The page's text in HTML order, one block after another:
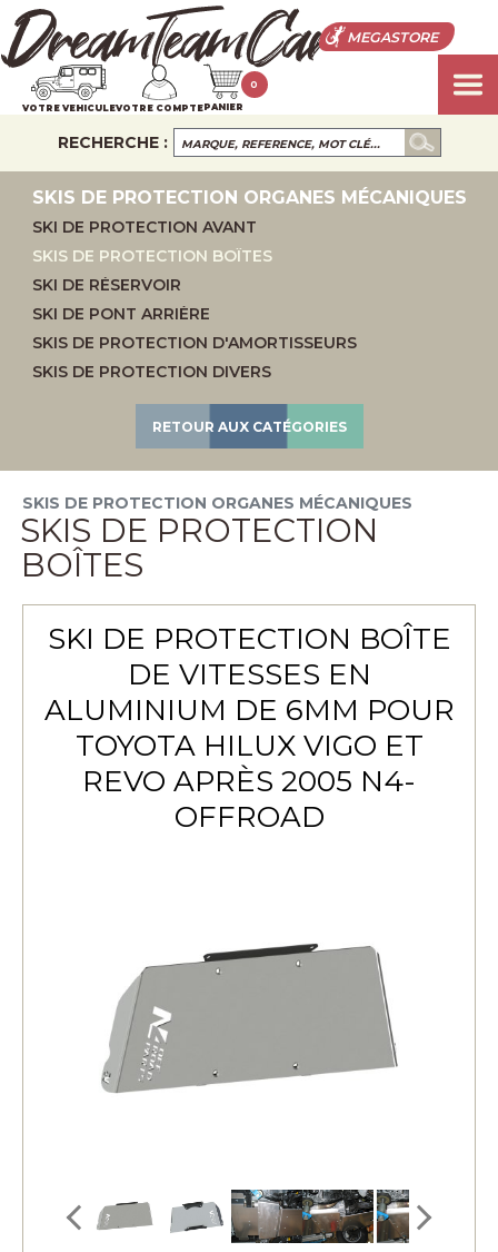
MEGASTORE
VOTRE VEHICULEVOTRE COMPTEPANIER
0
RECHERCHE :
SKIS DE PROTECTION ORGANES MÉCANIQUES
SKI DE PROTECTION AVANT
SKIS DE PROTECTION BOÎTES
SKI DE RÉSERVOIR
SKI DE PONT ARRIÈRE
SKIS DE PROTECTION D'AMORTISSEURS
SKIS DE PROTECTION DIVERS
RETOUR AUX CATÉGORIES
SKIS DE PROTECTION ORGANES MÉCANIQUES
SKIS DE PROTECTION
BOÎTES
SKI DE PROTECTION BOÎTE
DE VITESSES EN
ALUMINIUM DE 6MM POUR
TOYOTA HILUX VIGO ET
REVO APRÈS 2005 N4-
OFFROAD